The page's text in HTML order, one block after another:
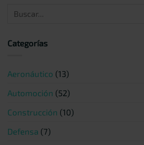
Categorías
Aeronáutico (13)
Automoción (52)
Construcción (10)
Defensa (7)